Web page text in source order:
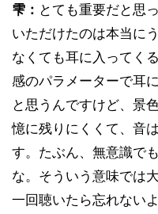
雫： とても重要だと思
いただけたのは本当に
なくても耳に入ってく
感のパラメーターで耳
と思うんですけど、景
憶に残りにくくて、音
す。たぶん、無意識で
な。そういう意味では
一回聴いたら忘れない